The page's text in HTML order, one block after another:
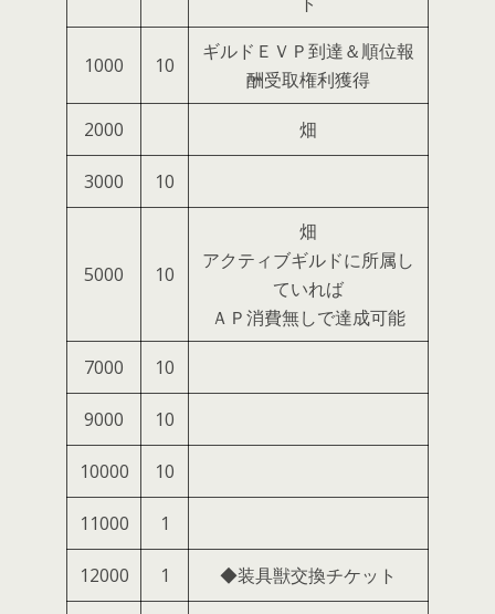
1000 10
ギルドＥＶＰ到達＆順位報
酬受取権利獲得
2000 畑
3000 10
5000 10
畑
アクティブギルドに所属し
ていれば
ＡＰ消費無しで達成可能
7000 10
9000 10
10000 10
11000 1
12000 1 ◆装具獣交換チケット